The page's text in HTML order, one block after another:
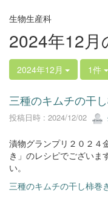
生物生産科
2024年12月
2024年12月 1件
三種のキムチの干
投稿日時 : 2024/12/02
漬物グランプリ２０２４
き」のレシピでございま
い。
三種のキムチの干し柿巻